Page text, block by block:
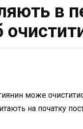
в
може
на початку